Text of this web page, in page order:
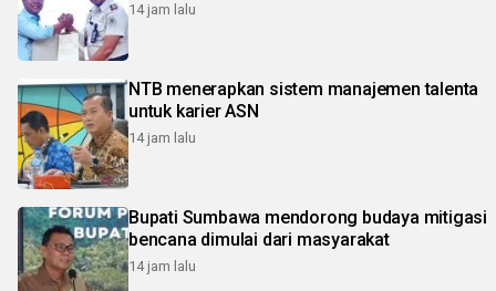
14 jam lalu
NTB menerapkan sistem manajemen talenta
untuk karier ASN
14 jam lalu
Bupati Sumbawa mendorong budaya mitigasi
bencana dimulai dari masyarakat
14 jam lalu